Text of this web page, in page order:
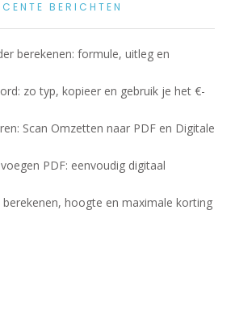
BERICHTEN
berekenen: formule, uitleg en
zo typ, kopieer en gebruik je het €-
Scan Omzetten naar PDF en Digitale
PDF: eenvoudig digitaal
hoogte en maximale korting